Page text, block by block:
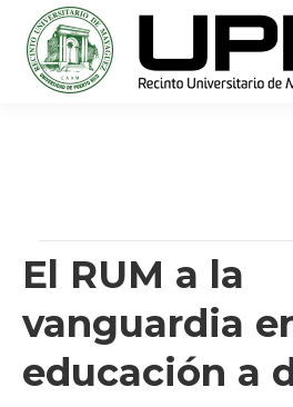
El RUM a la
vanguardia
educación a